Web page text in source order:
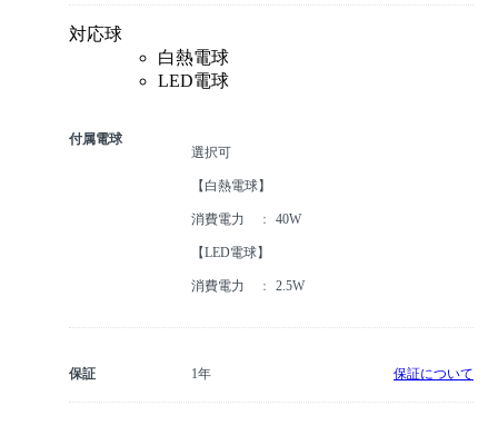
対応球
白熱電球
LED電球
付属電球
選択可
【白熱電球】
消費電力 40W
【LED電球】
消費電力 2.5W
保証 1年 保証について